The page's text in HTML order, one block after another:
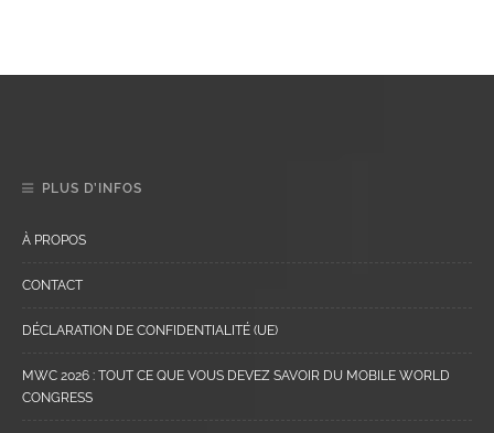
PLUS D’INFOS
À PROPOS
CONTACT
DÉCLARATION DE CONFIDENTIALITÉ (UE)
MWC 2026 : TOUT CE QUE VOUS DEVEZ SAVOIR DU MOBILE WORLD
CONGRESS